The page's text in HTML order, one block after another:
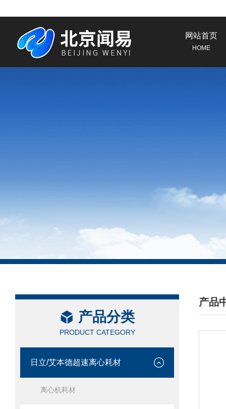
网站首页
HOME
产品分类
PRODUCT CATEGORY
日立/艾本德超速离心耗材
离心机耗材
产品
/